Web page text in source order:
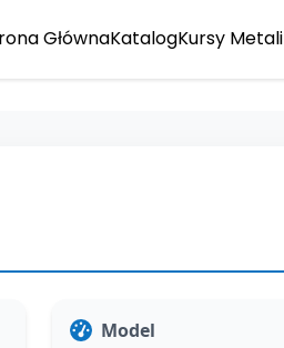
GłównaKatalogKursy Metali
Model